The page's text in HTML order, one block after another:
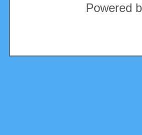
Powered